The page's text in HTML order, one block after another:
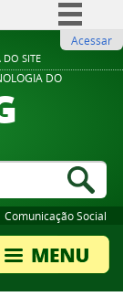
DO SITE
BR
Acessar
DO
Comunicação Social